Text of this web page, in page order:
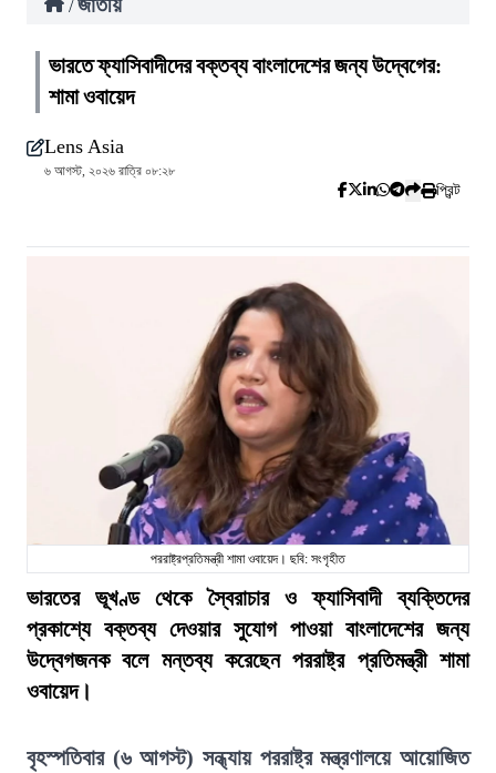
/
ভারতে ফ্যাসিবাদীদের বক্তব্য বাংলাদেশের জন্য উদ্বেগের:
শামা ওবায়েদ
Lens Asia
৬ আগস্ট, ২০২৬ রাত্রি ০৮:২৮
প্রিন্ট
পররাষ্ট্রপ্রতিমন্ত্রী শামা ওবায়েদ। ছবি: সংগৃহীত
ভারতের ভূখণ্ড থেকে স্বৈরাচার ও ফ্যাসিবাদী ব্যক্তিদের
প্রকাশ্যে বক্তব্য দেওয়ার সুযোগ পাওয়া বাংলাদেশের জন্য
উদ্বেগজনক বলে মন্তব্য করেছেন পররাষ্ট্র প্রতিমন্ত্রী শামা
ওবায়েদ।
বৃহস্পতিবার (৬ আগস্ট) সন্ধ্যায় পররাষ্ট্র মন্ত্রণালয়ে আয়োজিত